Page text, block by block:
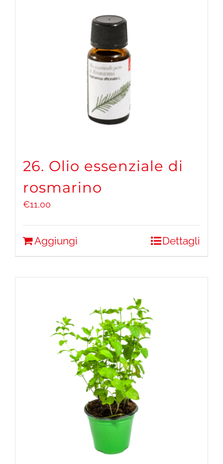
26. Olio essenziale di
rosmarino
€11,00
Aggiungi Dettagli